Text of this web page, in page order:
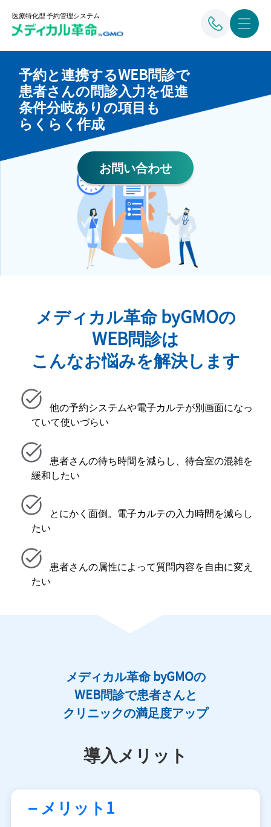
医療特化型 予約管理システム
予約と連携するWEB問診で
患者さんの問診入力を促進
条件分岐ありの項目も
らくらく作成
お問い合わせ
メディカル革命 byGMOの
WEB問診は
こんなお悩みを解決します
他の予約システムや電子カルテが別画面になっ
ていて使いづらい
患者さんの待ち時間を減らし、待合室の混雑を
緩和したい
とにかく面倒。電子カルテの入力時間を減らし
たい
患者さんの属性によって質問内容を自由に変え
たい
メディカル革命 byGMOの
WEB問診で患者さんと
クリニックの満足度アップ
導入メリット
– メリット1